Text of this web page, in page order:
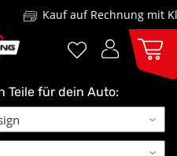
Kauf auf Rechnung mit
Teile für dein Auto: